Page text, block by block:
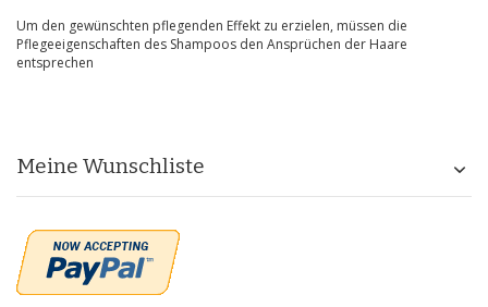
Um den gewünschten pflegenden Effekt zu erzielen, müssen die
Pflegeeigenschaften des Shampoos den Ansprüchen der Haare
entsprechen
Meine Wunschliste